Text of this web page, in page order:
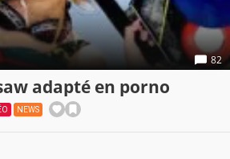
82
adapté en porno
NEWS